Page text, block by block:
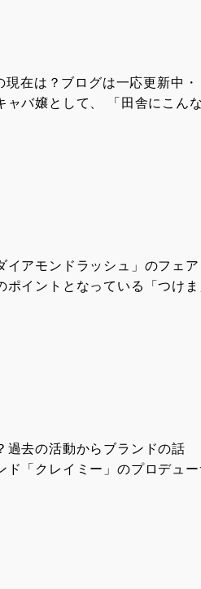
在は？ブログは一応更新中・
ャバ嬢として、 「田舎にこん
イアモンドラッシュ」のフェ
ポイントとなっている「つけ
過去の活動からブランドの話
ド「クレイミー」のプロデュ